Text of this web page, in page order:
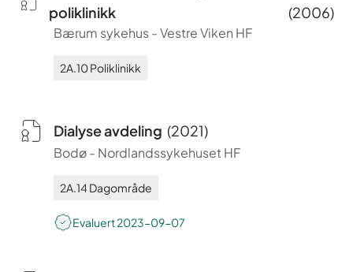
poliklinikk
(2006)
Bærum sykehus-Vestre Viken HF
2A.10Poliklinikk
Dialyse avdeling (2021)
Bodø- Nordlandssykehuset HF
2A.14 Dagområde
Evaluert2023-09-07